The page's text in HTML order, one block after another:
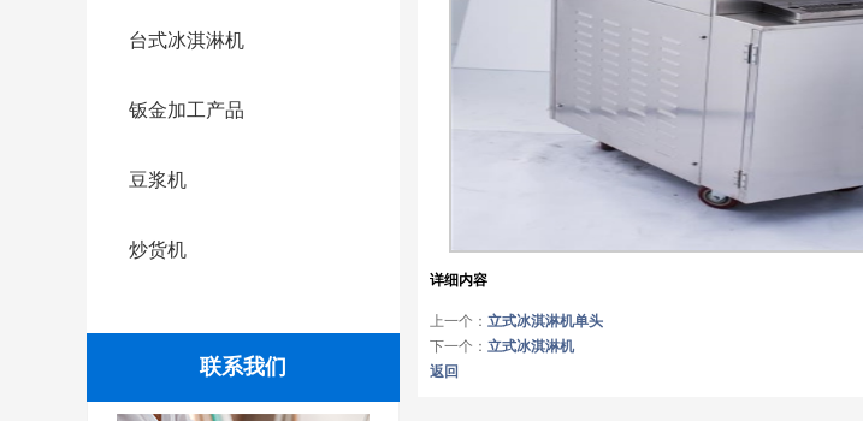
台式冰淇淋机
钣金加工产品
豆浆机
炒货机
联系我们
详细内容
上一个： 立式冰淇淋机单头
下一个： 立式冰淇淋机
返回